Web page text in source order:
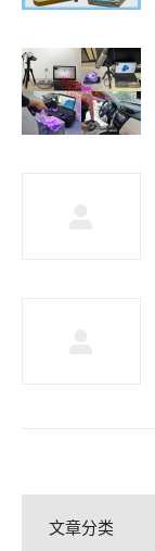
文章分类